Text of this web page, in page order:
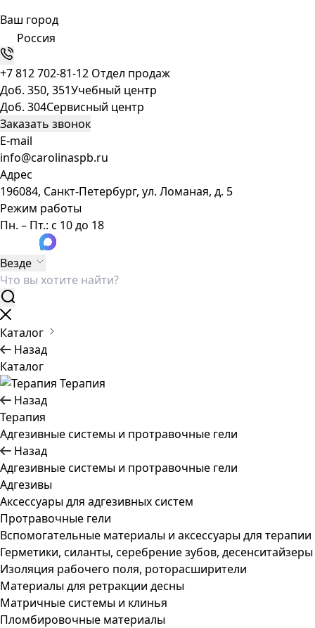
Ваш город
Россия
+7 812 702-81-12 Отдел продаж
Доб. 350, 351Учебный центр
Доб. 304Сервисный центр
Заказать звонок
E-mail
info@carolinaspb.ru
Адрес
196084, Санкт-Петербург, ул. Ломаная, д. 5
Режим работы
Пн. – Пт.: с 10 до 18
Везде
Каталог
Назад
Каталог
Терапия
Назад
Терапия
Адгезивные системы и протравочные гели
Назад
Адгезивные системы и протравочные гели
Адгезивы
Аксессуары для адгезивных систем
Протравочные гели
Вспомогательные материалы и аксессуары для терапии
Герметики, силанты, серебрение зубов, десенситайзеры
Изоляция рабочего поля, роторасширители
Материалы для ретракции десны
Матричные системы и клинья
Пломбировочные материалы